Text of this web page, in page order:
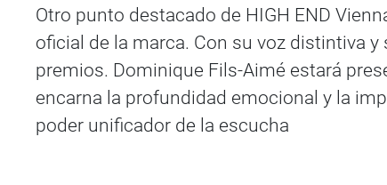
Otro punto destacado de HIGH END
oficial de la marca. Con su voz distintiva
premios. Dominique Fils-Aimé estará
encarna la profundidad emocional y la
poder unificador de la escucha